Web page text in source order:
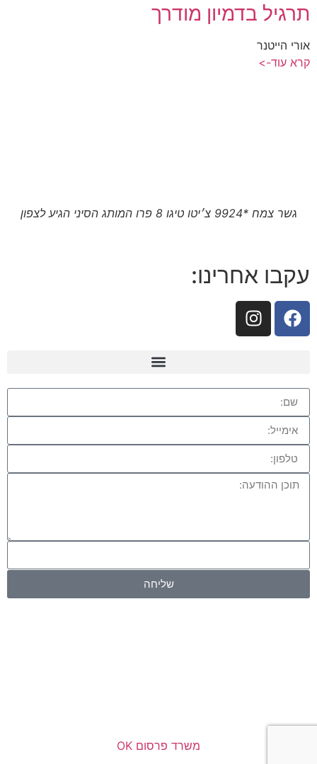
תרגיל בדמיון מודרך
אורי הייטנר
קרא עוד->
גשר צמח *9924 צ׳יטו טיגו 8 פרו המותג הסיני הגיע לצפון
עקבו אחרינו:
שליחה
משרד פרסום OK